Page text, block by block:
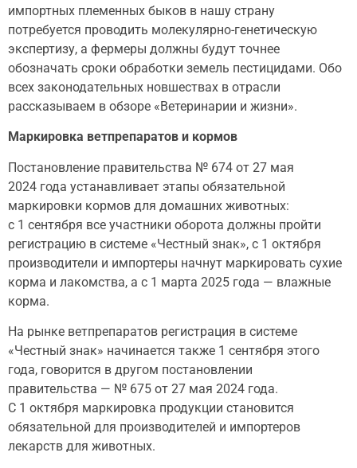
импортных племенных быков в нашу страну
потребуется проводить молекулярно-генетическую
экспертизу, а фермеры должны будут точнее
обозначать сроки обработки земель пестицидами. Обо
всех законодательных новшествах в отрасли
рассказываем в обзоре «Ветеринарии и жизни».
Маркировка ветпрепаратов и кормов
Постановление правительства № 674 от 27 мая
2024 года устанавливает этапы обязательной
маркировки кормов для домашних животных:
с 1 сентября все участники оборота должны пройти
регистрацию в системе «Честный знак», с 1 октября
производители и импортеры начнут маркировать сухие
корма и лакомства, а с 1 марта 2025 года — влажные
корма.
На рынке ветпрепаратов регистрация в системе
«Честный знак» начинается также 1 сентября этого
года, говорится в другом постановлении
правительства — № 675 от 27 мая 2024 года.
С 1 октября маркировка продукции становится
обязательной для производителей и импортеров
лекарств для животных.